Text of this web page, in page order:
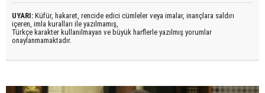
UYARI: Küfür, hakaret, rencide edici cümleler veya imalar, inançlara saldırı
içeren, imla kuralları ile yazılmamış,
Türkçe karakter kullanılmayan ve büyük harflerle yazılmış yorumlar
onaylanmamaktadır.